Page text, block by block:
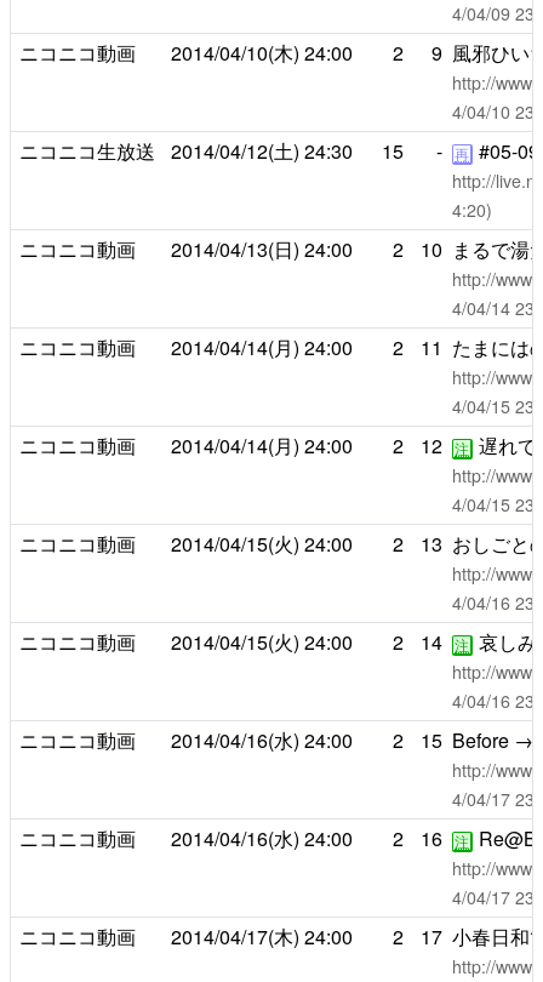
4/04/09
ニコニコ動画 2014/04/10(木) 24:00 2 9 風邪ひい
http://
4/04/10
ニコニコ生放送 2014/04/12(土) 24:30 15 - 再 #05-09
http://
4:20)
ニコニコ動画 2014/04/13(日) 24:00 2 10 まるで湯
http://
4/04/14
ニコニコ動画 2014/04/14(月) 24:00 2 11 たまには
http://
4/04/15
ニコニコ動画 2014/04/14(月) 24:00 2 12 注 遅れて
http://
4/04/15
ニコニコ動画 2014/04/15(火) 24:00 2 13 おしごと
http://
4/04/16
ニコニコ動画 2014/04/15(火) 24:00 2 14 注 哀しみ
http://
4/04/16
ニコニコ動画 2014/04/16(水) 24:00 2 15 Before →
http://
4/04/17
ニコニコ動画 2014/04/16(水) 24:00 2 16 注
http://
4/04/17
ニコニコ動画 2014/04/17(木) 24:00 2 17 小春日和
http://